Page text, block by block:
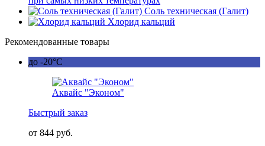
Соль техническая (Галит)
Хлорид кальций
Рекомендованные товары
до -20°C
Аквайс "Эконом"
Быстрый заказ
от 844 руб.